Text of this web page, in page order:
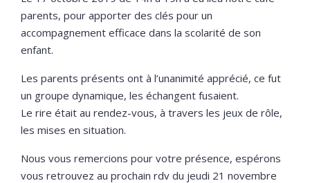
parents, pour apporter des clés pour un
accompagnement efficace dans la scolarité de son
enfant.
Les parents présents ont à l’unanimité apprécié, ce fut
un groupe dynamique, les échangent fusaient.
Le rire était au rendez-vous, à travers les jeux de rôle,
les mises en situation.
Nous vous remercions pour votre présence, espérons
vous retrouvez au prochain rdv du jeudi 21 novembre